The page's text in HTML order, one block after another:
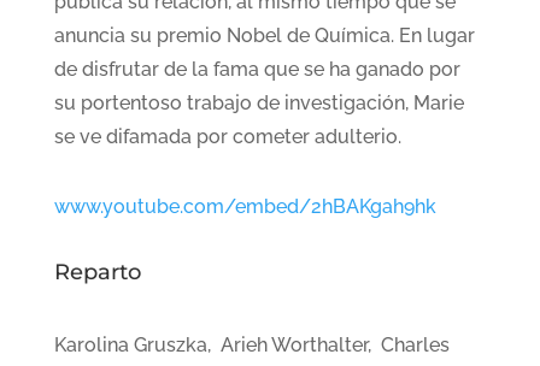
anuncia su premio Nobel de Química. En lugar
de disfrutar de la fama que se ha ganado por
su portentoso trabajo de investigación, Marie
se ve difamada por cometer adulterio.
www.youtube.com/embed/2hBAKgah9hk
Reparto
Karolina Gruszka, Arieh Worthalter, Charles